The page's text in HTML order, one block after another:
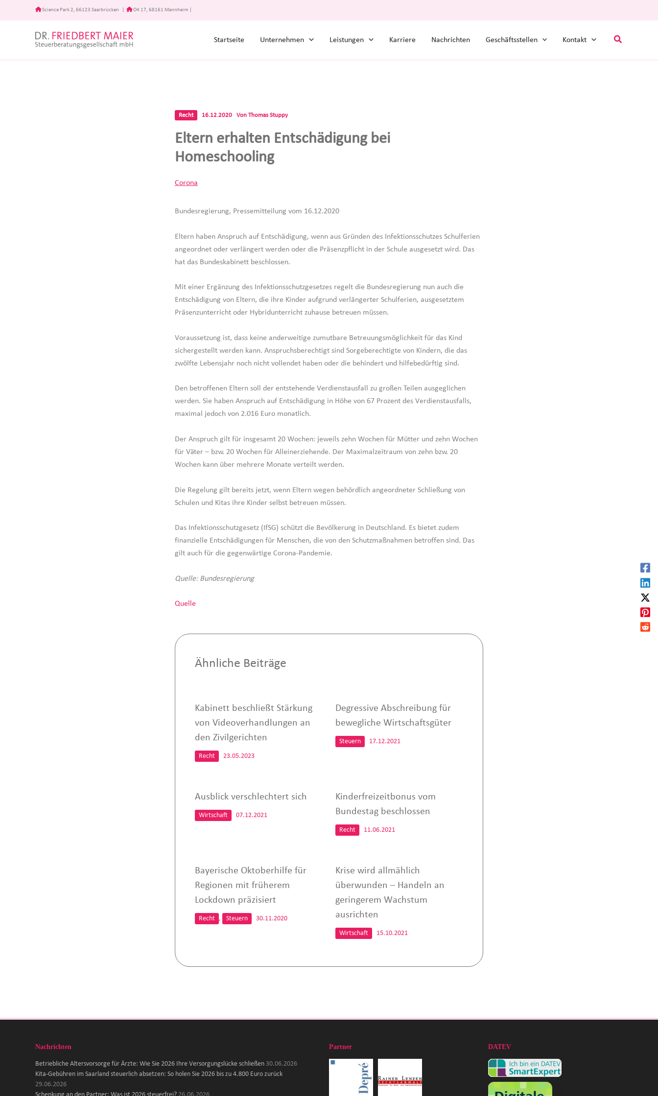
Science Park 2, 66123 Saarbrücken O4 17, 68161 Mannheim
Startseite Unternehmen Leistungen Karriere Nachrichten Geschäftsstellen Kontakt Suchen
Recht 16.12.2020 Von Thomas Stuppy
Eltern erhalten Entschädigung bei
Homeschooling
Corona
Bundesregierung, Pressemitteilung vom 16.12.2020
Eltern haben Anspruch auf Entschädigung, wenn aus Gründen des Infektionsschutzes Schulferien
angeordnet oder verlängert werden oder die Präsenzpflicht in der Schule ausgesetzt wird. Das
hat das Bundeskabinett beschlossen.
Mit einer Ergänzung des Infektionsschutzgesetzes regelt die Bundesregierung nun auch die
Entschädigung von Eltern, die ihre Kinder aufgrund verlängerter Schulferien, ausgesetztem
Präsenzunterricht oder Hybridunterricht zuhause betreuen müssen.
Voraussetzung ist, dass keine anderweitige zumutbare Betreuungsmöglichkeit für das Kind
sichergestellt werden kann. Anspruchsberechtigt sind Sorgeberechtigte von Kindern, die das
zwölfte Lebensjahr noch nicht vollendet haben oder die behindert und hilfebedürftig sind.
Den betroffenen Eltern soll der entstehende Verdienstausfall zu großen Teilen ausgeglichen
werden. Sie haben Anspruch auf Entschädigung in Höhe von 67 Prozent des Verdienstausfalls,
maximal jedoch von 2.016 Euro monatlich.
Der Anspruch gilt für insgesamt 20 Wochen: jeweils zehn Wochen für Mütter und zehn Wochen
für Väter – bzw. 20 Wochen für Alleinerziehende. Der Maximalzeitraum von zehn bzw. 20
Wochen kann über mehrere Monate verteilt werden.
Die Regelung gilt bereits jetzt, wenn Eltern wegen behördlich angeordneter Schließung von
Schulen und Kitas ihre Kinder selbst betreuen müssen.
Das Infektionsschutzgesetz (IfSG) schützt die Bevölkerung in Deutschland. Es bietet zudem
finanzielle Entschädigungen für Menschen, die von den Schutzmaßnahmen betroffen sind. Das
gilt auch für die gegenwärtige Corona-Pandemie.
Quelle: Bundesregierung
Quelle
Ähnliche Beiträge
Kabinett beschließt Stärkung
von Videoverhandlungen an
den Zivilgerichten
Recht 23.05.2023
Degressive Abschreibung für
bewegliche Wirtschaftsgüter
Steuern 17.12.2021
Ausblick verschlechtert sich
Wirtschaft 07.12.2021
Kinderfreizeitbonus vom
Bundestag beschlossen
Recht 11.06.2021
Bayerische Oktoberhilfe für
Regionen mit früherem
Lockdown präzisiert
Recht , Steuern 30.11.2020
Krise wird allmählich
überwunden – Handeln an
geringerem Wachstum
ausrichten
Wirtschaft 15.10.2021
Nachrichten
Betriebliche Altersvorsorge für Ärzte: Wie Sie 2026 Ihre Versorgungslücke schließen 30.06.2026
Kita-Gebühren im Saarland steuerlich absetzen: So holen Sie 2026 bis zu 4.800 Euro zurück
29.06.2026
Partner DATEV